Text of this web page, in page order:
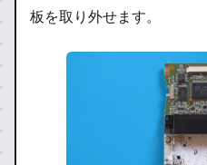
板を取り外せます。